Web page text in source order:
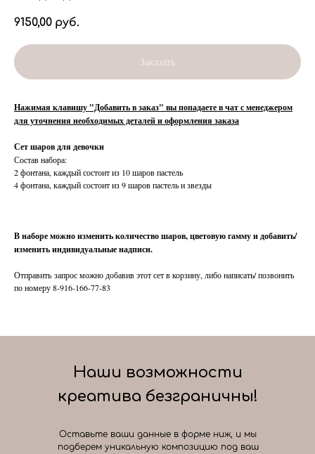
9150,00 руб.
Заказать
Нажимая клавишу "Добавить в заказ" вы попадаете в чат с менеджером
для уточнения необходимых деталей и оформления заказа
Сет шаров для девочки
Состав набора:
2 фонтана, каждый состоит из 10 шаров пастель
4 фонтана, каждый состоит из 9 шаров пастель и звезды
В наборе можно изменить количество шаров, цветовую гамму и добавить/
изменить индивидуальные надписи.
Отправить запрос можно добавив этот сет в корзину, либо написать/ позвонить
по номеру 8-916-166-77-83
Наши возможности
креатива безграничны!
Оставьте ваши данные в форме ниж, и мы
подберем уникальную композицию под ваш